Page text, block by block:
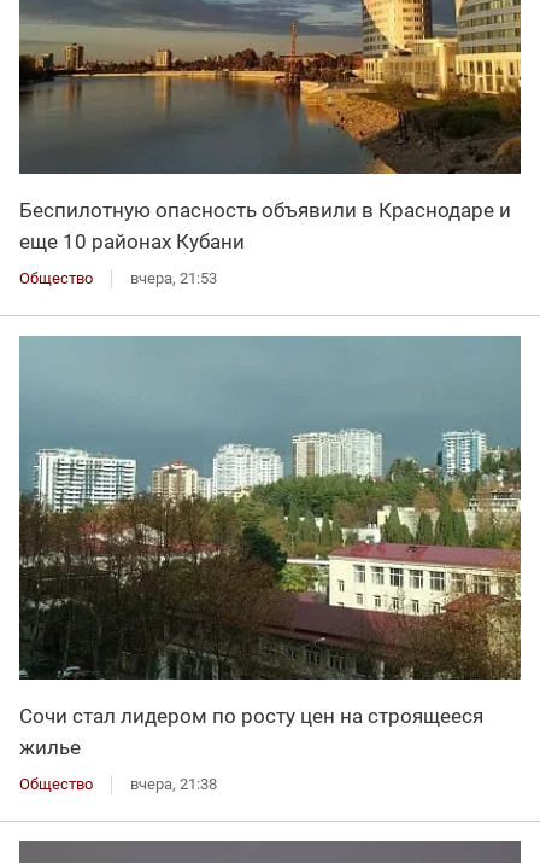
Беспилотную опасность объявили в Краснодаре и
еще 10 районах Кубани
Общество вчера, 21:53
Сочи стал лидером по росту цен на строящееся
жилье
Общество вчера, 21:38